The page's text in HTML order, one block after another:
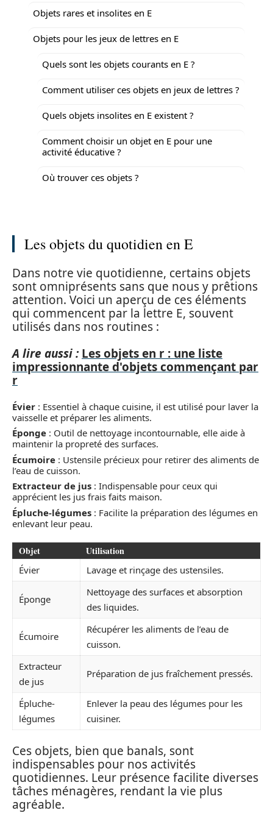
Objets rares et insolites en E
Objets pour les jeux de lettres en E
Quels sont les objets courants en E ?
Comment utiliser ces objets en jeux de lettres ?
Quels objets insolites en E existent ?
Comment choisir un objet en E pour une
activité éducative ?
Où trouver ces objets ?
Les objets du quotidien en E
Dans notre vie quotidienne, certains objets
sont omniprésents sans que nous y prêtions
attention. Voici un aperçu de ces éléments
qui commencent par la lettre E, souvent
utilisés dans nos routines :
A lire aussi : Les objets en r : une liste
impressionnante d'objets commençant par
r
Évier : Essentiel à chaque cuisine, il est utilisé pour laver la
vaisselle et préparer les aliments.
Éponge : Outil de nettoyage incontournable, elle aide à
maintenir la propreté des surfaces.
Écumoire : Ustensile précieux pour retirer des aliments de
l’eau de cuisson.
Extracteur de jus : Indispensable pour ceux qui
apprécient les jus frais faits maison.
Épluche-légumes : Facilite la préparation des légumes en
enlevant leur peau.
Objet Utilisation
Évier Lavage et rinçage des ustensiles.
Éponge
Nettoyage des surfaces et absorption
des liquides.
Écumoire
Récupérer les aliments de l’eau de
cuisson.
Extracteur
de jus
Préparation de jus fraîchement pressés.
Épluche-
légumes
Enlever la peau des légumes pour les
cuisiner.
Ces objets, bien que banals, sont
indispensables pour nos activités
quotidiennes. Leur présence facilite diverses
tâches ménagères, rendant la vie plus
agréable.